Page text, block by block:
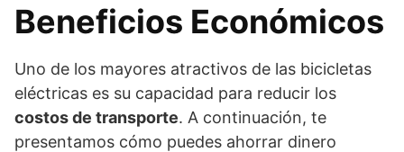
Beneficios Económicos
Uno de los mayores atractivos de las bicicletas
eléctricas es su capacidad para reducir los
costos de transporte. A continuación, te
presentamos cómo puedes ahorrar dinero